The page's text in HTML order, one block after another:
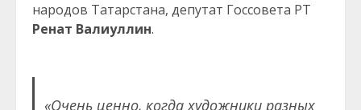
народов Татарстана, депутат Госсовета РТ
Ренат Валиуллин.
«Очень ценно, когда художники разных